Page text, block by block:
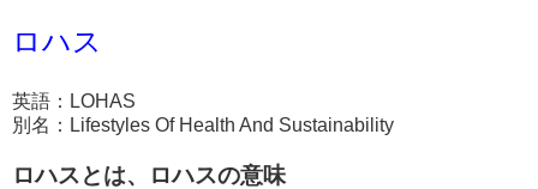
ロハス
英語：LOHAS
別名：Lifestyles Of Health And Sustainability
ロハスとは、ロハスの意味